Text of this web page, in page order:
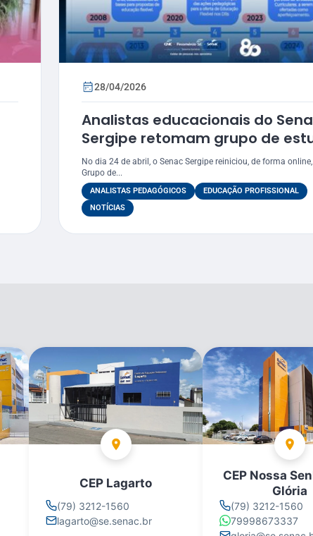
28/04/2026
Analistas educacionais do
Sergipe retomam grupo de
de alinhamento institucional
No dia 24 de abril, o Senac Sergipe reiniciou, de forma
Grupo de...
ANALISTAS PEDAGÓGICOS
EDUCAÇÃO PROFISSIONAL
NOTÍCIAS
CEP Lagarto
(79) 3212-1560
lagarto@se.senac.br
CEP Nossa
Glória
(79) 3212-1560
79998673337